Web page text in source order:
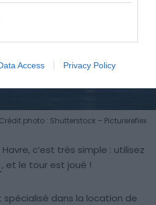
Access Privacy Policy
Crédit photo : Shutterstock – Picturereflex
c’est très simple : utilisez
, et le tour est joué !
spécialisé dans la location de